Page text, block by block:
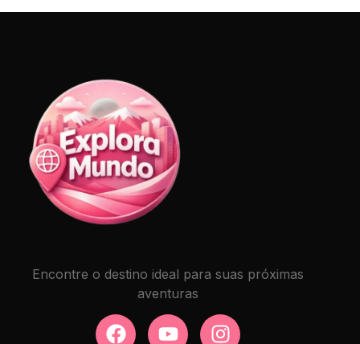
Encontre o destino ideal para suas próximas
aventuras